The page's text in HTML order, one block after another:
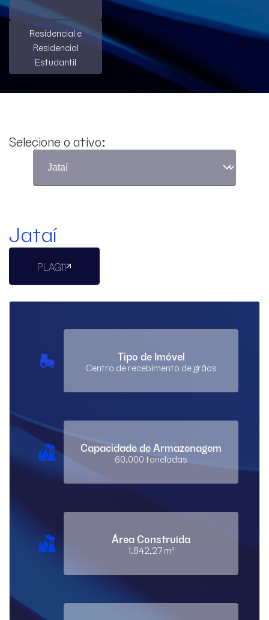
Residencial e
Residencial
Estudantil
Selecione o ativo:
Jataí
PLAG11
Tipo de Imóvel
Centro de recebimento de grãos
Capacidade de Armazenagem
60.000 toneladas
Área Construída
1.842,27 m²